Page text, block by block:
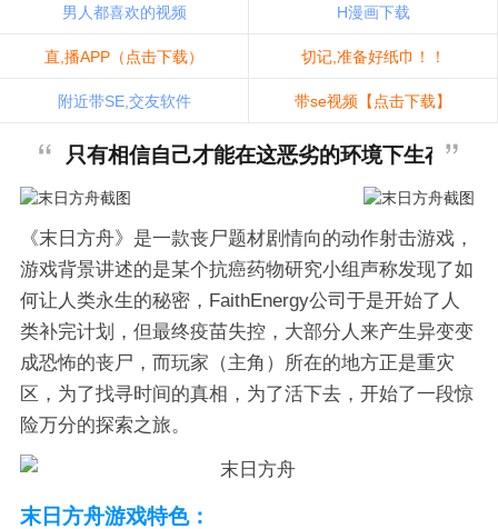
男人都喜欢的视频 H漫画下载
直,播APP（点击下载） 切记,准备好纸巾！！
附近带SE,交友软件 带se视频【点击下载】
只有相信自己才能在这恶劣的环境下生存，并
《末日方舟》是一款丧尸题材剧情向的动作射击游戏，
游戏背景讲述的是某个抗癌药物研究小组声称发现了如
何让人类永生的秘密，FaithEnergy公司于是开始了人
类补完计划，但最终疫苗失控，大部分人来产生异变变
成恐怖的丧尸，而玩家（主角）所在的地方正是重灾
区，为了找寻时间的真相，为了活下去，开始了一段惊
险万分的探索之旅。
末日方舟游戏特色：